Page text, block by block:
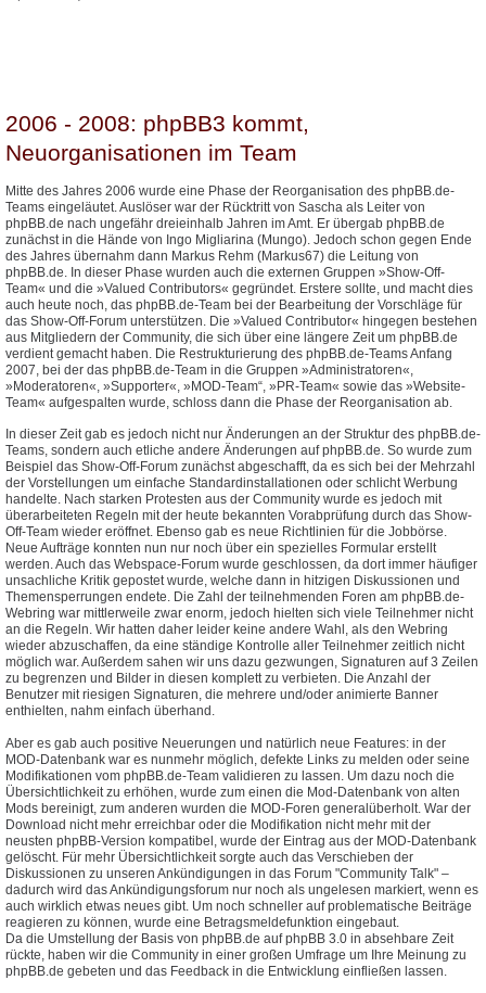
2006 - 2008: phpBB3 kommt,
Neuorganisationen im Team
Mitte des Jahres 2006 wurde eine Phase der Reorganisation des phpBB.de-
Teams eingeläutet. Auslöser war der Rücktritt von Sascha als Leiter von
phpBB.de nach ungefähr dreieinhalb Jahren im Amt. Er übergab phpBB.de
zunächst in die Hände von Ingo Migliarina (Mungo). Jedoch schon gegen Ende
des Jahres übernahm dann Markus Rehm (Markus67) die Leitung von
phpBB.de. In dieser Phase wurden auch die externen Gruppen »Show-Off-
Team« und die »Valued Contributors« gegründet. Erstere sollte, und macht dies
auch heute noch, das phpBB.de-Team bei der Bearbeitung der Vorschläge für
das Show-Off-Forum unterstützen. Die »Valued Contributor« hingegen bestehen
aus Mitgliedern der Community, die sich über eine längere Zeit um phpBB.de
verdient gemacht haben. Die Restrukturierung des phpBB.de-Teams Anfang
2007, bei der das phpBB.de-Team in die Gruppen »Administratoren«,
»Moderatoren«, »Supporter«, »MOD-Team“, »PR-Team« sowie das »Website-
Team« aufgespalten wurde, schloss dann die Phase der Reorganisation ab.
In dieser Zeit gab es jedoch nicht nur Änderungen an der Struktur des phpBB.de-
Teams, sondern auch etliche andere Änderungen auf phpBB.de. So wurde zum
Beispiel das Show-Off-Forum zunächst abgeschafft, da es sich bei der Mehrzahl
der Vorstellungen um einfache Standardinstallationen oder schlicht Werbung
handelte. Nach starken Protesten aus der Community wurde es jedoch mit
überarbeiteten Regeln mit der heute bekannten Vorabprüfung durch das Show-
Off-Team wieder eröffnet. Ebenso gab es neue Richtlinien für die Jobbörse.
Neue Aufträge konnten nun nur noch über ein spezielles Formular erstellt
werden. Auch das Webspace-Forum wurde geschlossen, da dort immer häufiger
unsachliche Kritik gepostet wurde, welche dann in hitzigen Diskussionen und
Themensperrungen endete. Die Zahl der teilnehmenden Foren am phpBB.de-
Webring war mittlerweile zwar enorm, jedoch hielten sich viele Teilnehmer nicht
an die Regeln. Wir hatten daher leider keine andere Wahl, als den Webring
wieder abzuschaffen, da eine ständige Kontrolle aller Teilnehmer zeitlich nicht
möglich war. Außerdem sahen wir uns dazu gezwungen, Signaturen auf 3 Zeilen
zu begrenzen und Bilder in diesen komplett zu verbieten. Die Anzahl der
Benutzer mit riesigen Signaturen, die mehrere und/oder animierte Banner
enthielten, nahm einfach überhand.
Aber es gab auch positive Neuerungen und natürlich neue Features: in der
MOD-Datenbank war es nunmehr möglich, defekte Links zu melden oder seine
Modifikationen vom phpBB.de-Team validieren zu lassen. Um dazu noch die
Übersichtlichkeit zu erhöhen, wurde zum einen die Mod-Datenbank von alten
Mods bereinigt, zum anderen wurden die MOD-Foren generalüberholt. War der
Download nicht mehr erreichbar oder die Modifikation nicht mehr mit der
neusten phpBB-Version kompatibel, wurde der Eintrag aus der MOD-Datenbank
gelöscht. Für mehr Übersichtlichkeit sorgte auch das Verschieben der
Diskussionen zu unseren Ankündigungen in das Forum "Community Talk" –
dadurch wird das Ankündigungsforum nur noch als ungelesen markiert, wenn es
auch wirklich etwas neues gibt. Um noch schneller auf problematische Beiträge
reagieren zu können, wurde eine Betragsmeldefunktion eingebaut.
Da die Umstellung der Basis von phpBB.de auf phpBB 3.0 in absehbare Zeit
rückte, haben wir die Community in einer großen Umfrage um Ihre Meinung zu
phpBB.de gebeten und das Feedback in die Entwicklung einfließen lassen.